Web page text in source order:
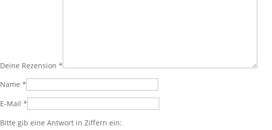
Deine Rezension *
Name *
E-Mail *
Bitte gib eine Antwort in Ziffern ein: